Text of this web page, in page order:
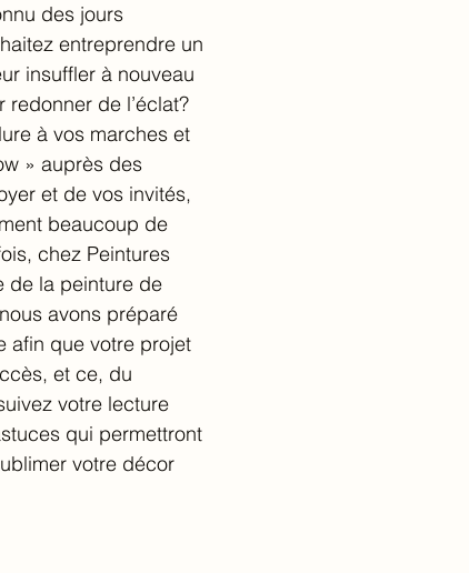
des jours
entreprendre un
insuffler à nouveau
de l’éclat?
à vos marches et
» auprès des
et de vos invités,
beaucoup de
chez Peintures
de la peinture de
avons préparé
afin que votre projet
et ce, du
votre lecture
qui permettront
votre décor